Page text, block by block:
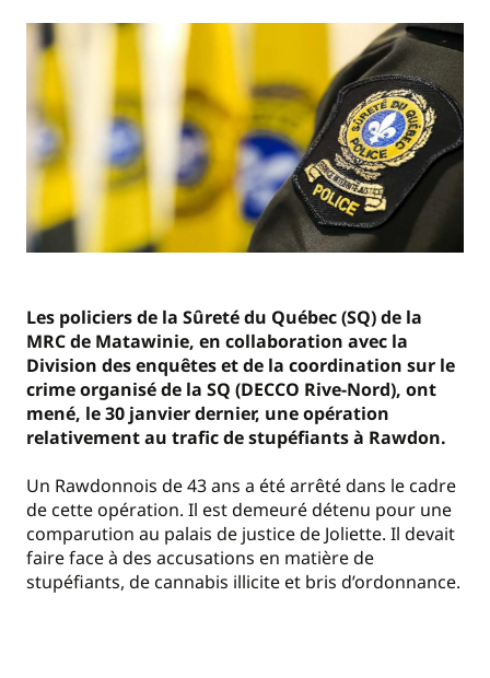
Les policiers de la Sûreté du Québec (SQ) de la
MRC de Matawinie, en collaboration avec la
Division des enquêtes et de la coordination sur le
crime organisé de la SQ (DECCO Rive-Nord), ont
mené, le 30 janvier dernier, une opération
relativement au trafic de stupéfiants à Rawdon.
Un Rawdonnois de 43 ans a été arrêté dans le cadre
de cette opération. Il est demeuré détenu pour une
comparution au palais de justice de Joliette. Il devait
faire face à des accusations en matière de
stupéfiants, de cannabis illicite et bris d’ordonnance.